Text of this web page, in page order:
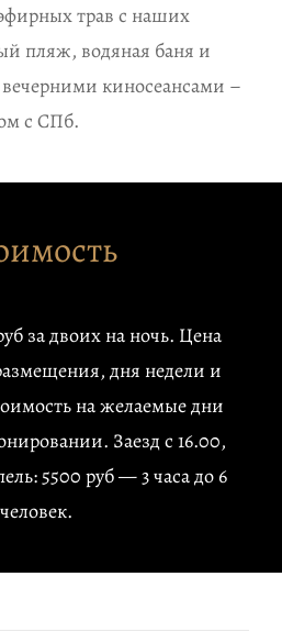
трав с наших
пляж, водяная баня и
киносеансами –
с СПб.
за двоих на ночь. Цена
дня недели и
на желаемые дни
Заезд с 16.00,
5500 руб — 3 часа до 6
человек.